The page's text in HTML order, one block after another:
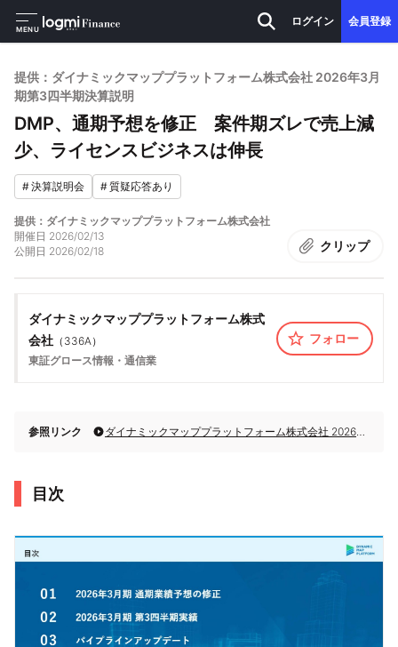
MENU
ログイン 会員登録
提供：ダイナミックマッププラットフォーム株式会社 2026年3月
期第3四半期決算説明
DMP、通期予想を修正 案件期ズレで売上減
少、ライセンスビジネスは伸長
#決算説明会 #質疑応答あり
提供：ダイナミックマッププラットフォーム株式会社
開催日 2026/02/13
公開日 2026/02/18 クリップ
ダイナミックマッププラットフォーム株式
会社 （ 336A）
東証グロース情報・通信業
フォロー
参照リンク ダイナミックマッププラットフォーム株式会社 2026年3月期第3四半期決算説明
目次